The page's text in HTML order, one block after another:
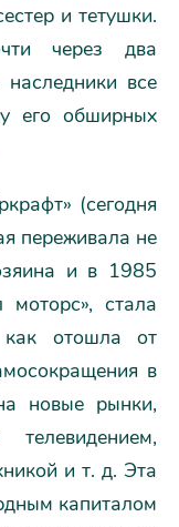
и тетушки.
через два
наследники все
его обширных
(сегодня
переживала не
и в 1985
стала
как отошла от
в
новые рынки,
и т. д. Эта
капиталом